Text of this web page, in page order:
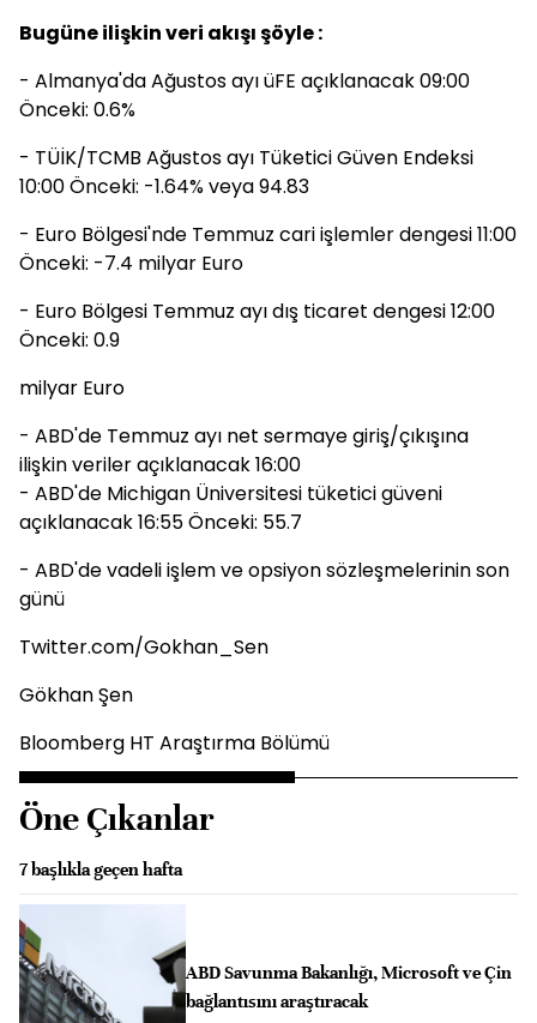
Bugüne ilişkin veri akışı şöyle :
- Almanya'da Ağustos ayı üFE açıklanacak 09:00
Önceki: 0.6%
- TÜİK/TCMB Ağustos ayı Tüketici Güven Endeksi
10:00 Önceki: -1.64% veya 94.83
- Euro Bölgesi'nde Temmuz cari işlemler dengesi 11:00
Önceki: -7.4 milyar Euro
- Euro Bölgesi Temmuz ayı dış ticaret dengesi 12:00
Önceki: 0.9
milyar Euro
- ABD'de Temmuz ayı net sermaye giriş/çıkışına
ilişkin veriler açıklanacak 16:00
- ABD'de Michigan Üniversitesi tüketici güveni
açıklanacak 16:55 Önceki: 55.7
- ABD'de vadeli işlem ve opsiyon sözleşmelerinin son
günü
Twitter.com/Gokhan_Sen
Gökhan Şen
Bloomberg HT Araştırma Bölümü
Öne Çıkanlar
7 başlıkla geçen hafta
ABD Savunma Bakanlığı, Microsoft ve Çin
bağlantısını araştıracak